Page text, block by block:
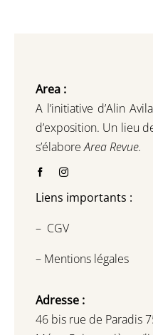
Area :
A l’initiative d’Alin
d’exposition. Un lieu
s’élaboreArea Revue.
Liens importants :
– CGV
– Mentions légales
Adresse :
46 bis rue de Paradis